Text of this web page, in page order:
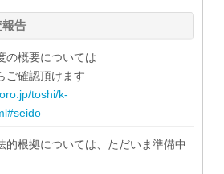
告
の概要については
ご確認頂けます
toshi/k-
的根拠については、ただいま準備中